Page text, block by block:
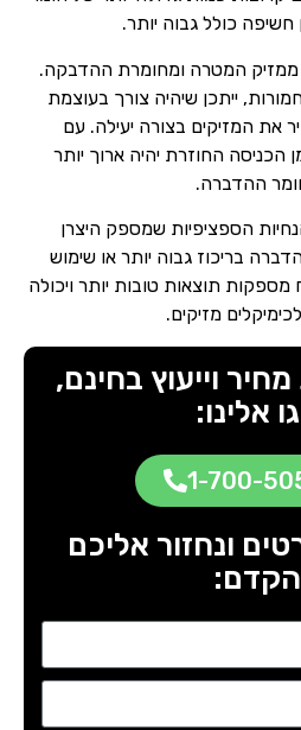
כולל גבוה יותר.
המטרה ומחומרת ההדבקה.
ייתכן שיהיה צורך בעוצמת
את המזיקים בצורה יעילה. עם
החוזרת יהיה ארוך יותר
ההדברה.
הספציפיות שמספק היצרן
בריכוז גבוה יותר או שימוש
תוצאות טובות יותר ויכולה
מזיקים.
וייעוץ בחינם,
אלינו:
1-700-
ונחזור אליכם